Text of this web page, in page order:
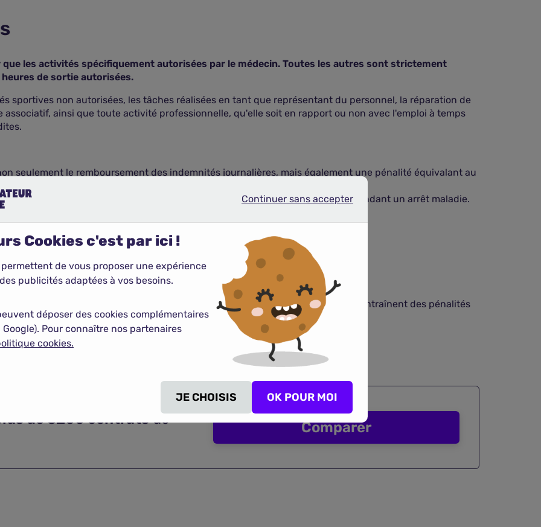
les activités spécifiquement autorisées par le médecin. Toutes les autres sont strictement
de sortie autorisées.
sportives non autorisées, les tâches réalisées en tant que représentant du personnel, la réparation de
ainsi que toute activité professionnelle, qu'elle soit en rapport ou non avec l'emploi à temps
seulement le remboursement des indemnités journalières, mais également une pénalité équivalant au
de la Sécurité sociale.
les restrictions pour éviter des conséquences financières préjudiciables pendant un arrêt maladie.
interdites sous peine de graves conséquences.
chanté en public pendant son arrêt maladie, illustre ces règles strictes.
des heures de sortie autorisées.
les activités sportives ou les tâches liés à un mandat de représentant, entraînent des pénalités
éviter de telles sanctions.
de 3200 contratsde
Comparer
Continuer sans accepter
Cookies c'est par ici !
permettent de vous proposer une expérience
publicités adaptées à vos besoins.
déposer des cookies complémentaires
Google). Pour connaître nos partenaires
cookies.
JE CHOISIS OK POUR MOI
Continuer sans accepter